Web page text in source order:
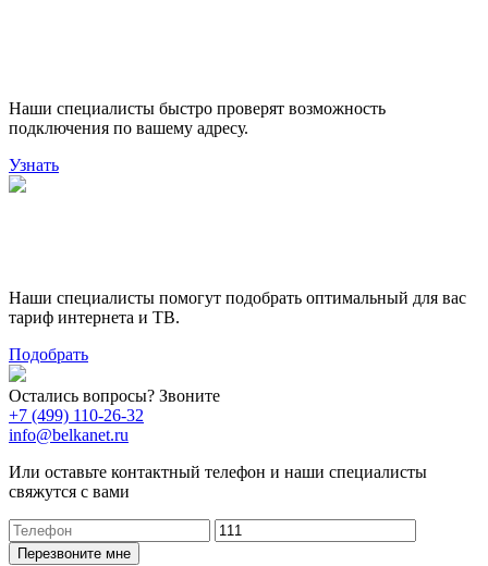
Наши специалисты быстро проверят возможность
подключения по вашему адресу.
Узнать
Наши специалисты помогут подобрать оптимальный для вас
тариф интернета и ТВ.
Подобрать
Остались вопросы? Звоните
+7 (499) 110-26-32
info@belkanet.ru
Или оставьте контактный телефон и наши специалисты
свяжутся с вами
Перезвоните мне